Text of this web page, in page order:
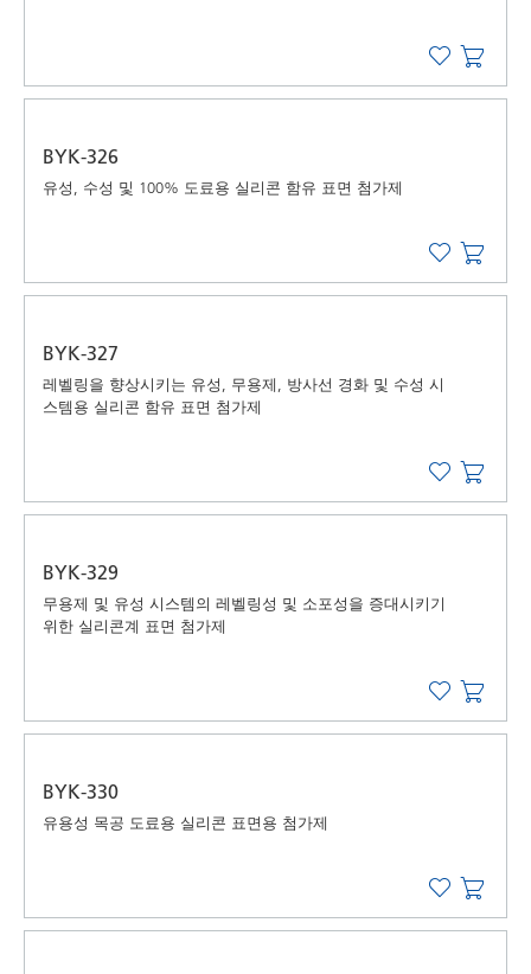
BYK-326
유성, 수성 및 100% 도료용 실리콘 함유 표면 첨가제
BYK-327
레벨링을 향상시키는 유성, 무용제, 방사선 경화 및 수성 시
스템용 실리콘 함유 표면 첨가제
BYK-329
무용제 및 유성 시스템의 레벨링성 및 소포성을 증대시키기
위한 실리콘계 표면 첨가제
BYK-330
유용성 목공 도료용 실리콘 표면용 첨가제